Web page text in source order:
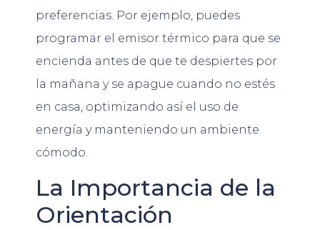
preferencias. Por ejemplo, puedes
programar el emisor térmico para que se
encienda antes de que te despiertes por
la mañana y se apague cuando no estés
en casa, optimizando así el uso de
energía y manteniendo un ambiente
cómodo.
La Importancia de la
Orientación